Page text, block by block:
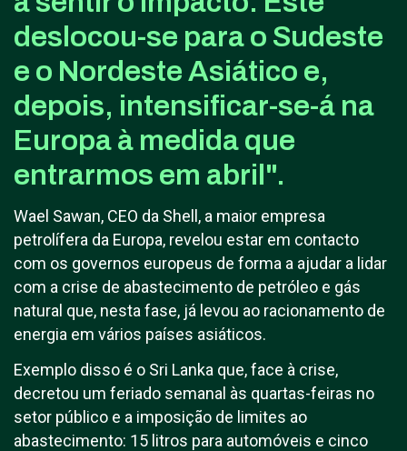
deslocou-se para o Sudeste
e o Nordeste Asiático e,
depois, intensificar-se-á na
Europa à medida que
entrarmos em abril".
Wael Sawan, CEO da Shell, a maior empresa
petrolífera da Europa, revelou estar em contacto
com os governos europeus de forma a ajudar a lidar
com a crise de abastecimento de petróleo e gás
natural que, nesta fase, já levou ao racionamento de
energia em vários países asiáticos.
Exemplo disso é o Sri Lanka que, face à crise,
decretou um feriado semanal às quartas-feiras no
setor público e a imposição de limites ao
abastecimento: 15 litros para automóveis e cinco